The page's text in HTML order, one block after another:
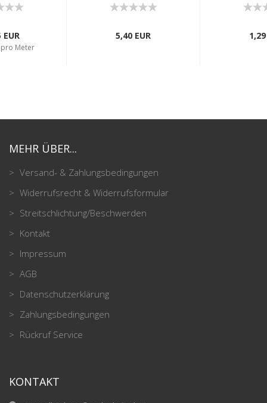
EUR
pro Meter
5,40 EUR
MEHR ÜBER...
Versand- & Zahlungsbedingungen
Widerrufsrecht & Widerrufsformular
Streitschlichtung/Beschwerden
Kontakt
Impressum
AGB
Datenschutzerklärung
Zahlungsbedingungen
Rückruf Service
KONTAKT